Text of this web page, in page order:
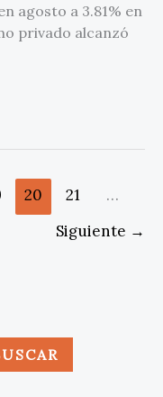
agosto a 3.81% en
privado alcanzó
20 21
…
Siguiente →